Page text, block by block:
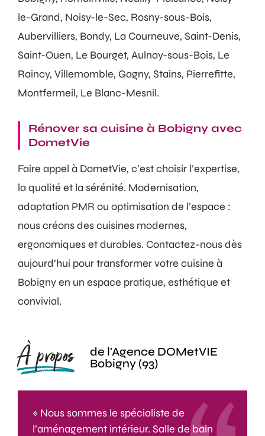
le-Grand, Noisy-le-Sec, Rosny-sous-Bois,
Aubervilliers, Bondy, La Courneuve, Saint-Denis,
Saint-Ouen, Le Bourget, Aulnay-sous-Bois, Le
Raincy, Villemomble, Gagny, Stains, Pierrefitte,
Montfermeil, Le Blanc-Mesnil.
Rénover sa cuisine à Bobigny avec
DometVie
Faire appel à DometVie, c’est choisir l’expertise,
la qualité et la sérénité. Modernisation,
adaptation PMR ou optimisation de l’espace :
nous créons des cuisines modernes,
ergonomiques et durables. Contactez-nous dès
aujourd’hui pour transformer votre cuisine à
Bobigny en un espace pratique, esthétique et
convivial.
À propos
de l'Agence DOMetVIE
Bobigny (93)
« Nous sommes le spécialiste de
l’aménagement intérieur. Salle de bain